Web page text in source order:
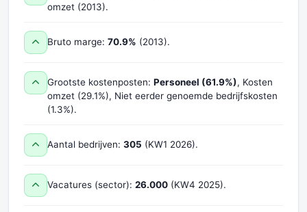
omzet (2013).
Bruto marge: 70.9% (2013).
Grootste kostenposten: Personeel (61.9%), Kosten
omzet (29.1%), Niet eerder genoemde bedrijfskosten
(1.3%).
Aantal bedrijven: 305 (KW1 2026).
Vacatures (sector): 26.000 (KW4 2025).